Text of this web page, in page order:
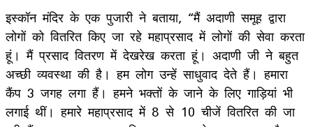
इस्कॉन मंदिर के एक पुजारी ने बताया, “मैं अदाणी समूह द्वारा
लोगों को वितरित किए जा रहे महाप्रसाद में लोगों की सेवा करता
हूं। मैं प्रसाद वितरण में देखरेख करता हूं। अदाणी जी ने बहुत
अच्छी व्यवस्था की है। हम लोग उन्हें साधुवाद देते हैं। हमारा
कैंप 3 जगह लगा हैं। हमने भक्तों के जाने के लिए गाड़ियां भी
लगाई थीं। हमारे महाप्रसाद में 8 से 10 चीजें वितरित की जा